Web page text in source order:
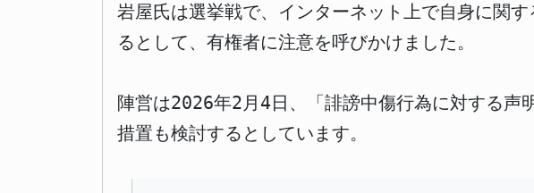
岩屋氏は選挙戦で、インターネット上で自身に関
るとして、有権者に注意を呼びかけました。
陣営は2026年2月4日、「誹謗中傷行為に対する声
措置も検討するとしています。